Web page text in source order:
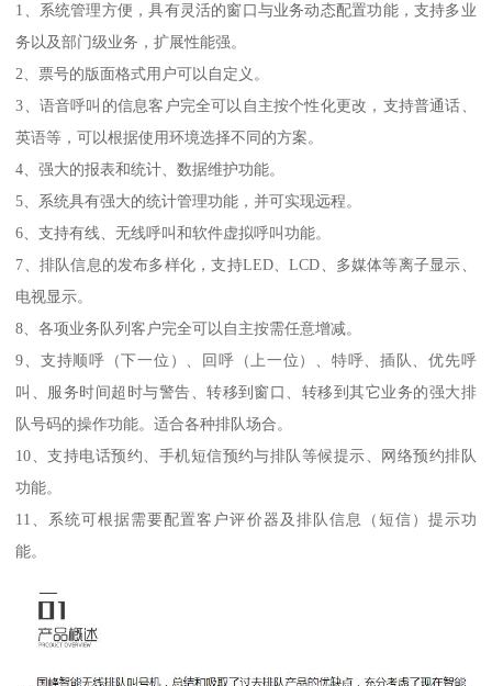
1、系统管理方便，具有灵活的窗口与业务动态配置功能，支持多业
务以及部门级业务，扩展性能强。
2、票号的版面格式用户可以自定义。
3、语音呼叫的信息客户完全可以自主按个性化更改，支持普通话、
英语等，可以根据使用环境选择不同的方案。
4、强大的报表和统计、数据维护功能。
5、系统具有强大的统计管理功能，并可实现远程。
6、支持有线、无线呼叫和软件虚拟呼叫功能。
7、排队信息的发布多样化，支持LED、LCD、多媒体等离子显示、
电视显示。
8、各项业务队列客户完全可以自主按需任意增减。
9、支持顺呼（下一位）、回呼（上一位）、特呼、插队、优先呼
叫、服务时间超时与警告、转移到窗口、转移到其它业务的强大排
队号码的操作功能。适合各种排队场合。
10、支持电话预约、手机短信预约与排队等候提示、网络预约排队
功能。
11、系统可根据需要配置客户评价器及排队信息（短信）提示功
能。